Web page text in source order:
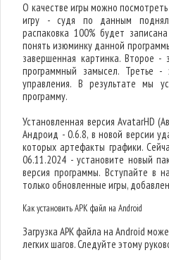
О качестве игры можно
игру - судя по данным
распаковка 100% будет
понять изюминку данной
завершенная картинка. Второе -
программный замысел. Третье -
управления. В результате мы
программу.
Установленная версия AvatarHD
Андроид - 0.6.8, в новой версии
которых артефакты графики.
06.11.2024 - установите новый
версия программы. Вступайте в
только обновленные игры,
Как установить APK файл на Android
Загрузка APK файла на Android
легких шагов. Следуйте этому